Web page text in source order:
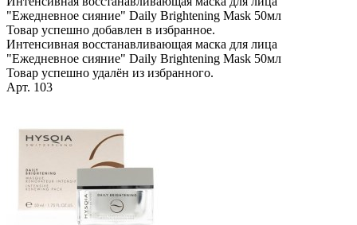
"Ежедневное сияние" Daily Brightening Mask 50мл
Товар успешно добавлен в избранное.
Интенсивная восстанавливающая маска для лица
"Ежедневное сияние" Daily Brightening Mask 50мл
Товар успешно удалён из избранного.
Арт. 103